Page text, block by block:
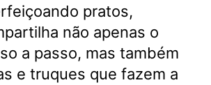
pratos,
não apenas o
a passo, mas também
e truques que fazem a